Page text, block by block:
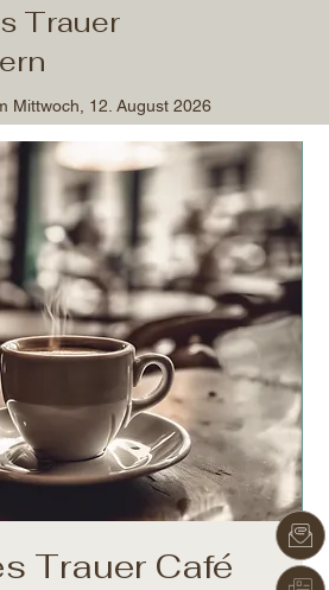
Mittwoch, 12. August 2026
Trauer
Trauer Café